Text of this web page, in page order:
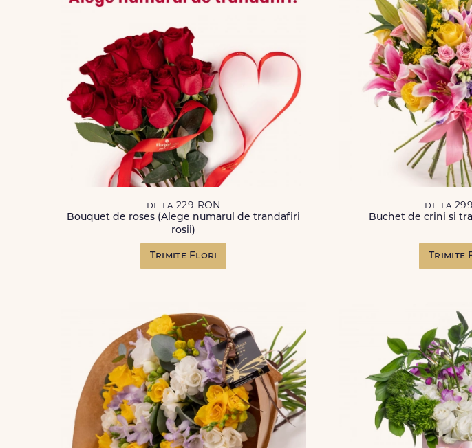
de la 229 RON
Bouquet de roses (Alege numarul de trandafiri
rosii)
Trimite Flori
de la
Buchet de crini si
Trimite